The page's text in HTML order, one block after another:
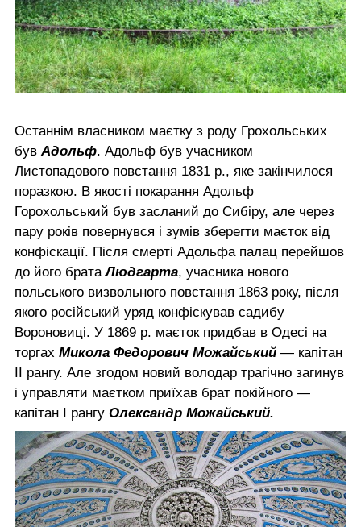
Останнім власником маєтку з роду Грохольських
бувАдольф. Адольф був учасником
Листопадового повстання 1831 р., яке закінчилося
поразкою. В якості покарання Адольф
Горохольський був засланий до Сибіру, але через
пару років повернувся і зумів зберегти маєток від
конфіскації. Після смерті Адольфа палац перейшов
до його братаЛюдгарта, учасника нового
польського визвольного повстання 1863 року, після
якого російський уряд конфіскував садибу
Вороновиці. У 1869 р. маєток придбав в Одесі на
торгах Микола Федорович Можайський — капітан
II рангу. Але згодом новий володар трагічно загинув
і управляти маєтком приїхав брат покійного —
капітан І рангу Олександр Можайський.